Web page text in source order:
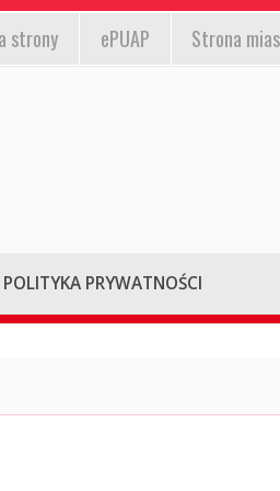
strony ePUAP Strona
POLITYKA PRYWATNOŚCI